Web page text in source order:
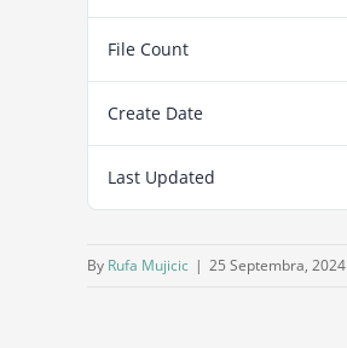
File Count
Create Date
Last Updated
By Rufa Mujicic | 25 Septembra, 2024